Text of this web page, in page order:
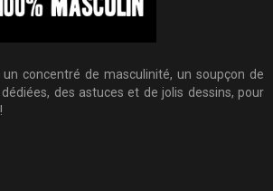
un concentré de masculinité, un soupçon de
des astuces et de jolis dessins, pour